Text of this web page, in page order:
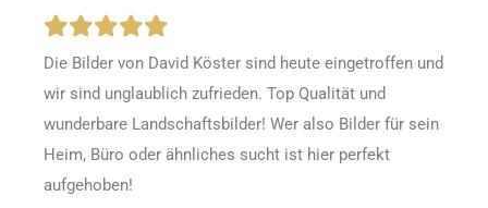
Die Bilder von David Köster sind heute eingetroffen und
wir sind unglaublich zufrieden. Top Qualität und
wunderbare Landschaftsbilder! Wer also Bilder für sein
Heim, Büro oder ähnliches sucht ist hier perfekt
aufgehoben!